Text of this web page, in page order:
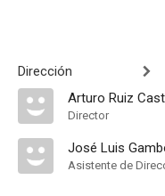
Dirección
Arturo Ruiz
Director
José Luis